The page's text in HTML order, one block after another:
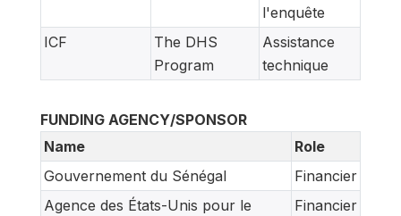
l'enquête
ICF
The DHS
Program
Assistance
technique
FUNDING AGENCY/SPONSOR
Name
Role
Gouvernement du Sénégal
Financier
Agence des États-Unis pour le
Financier